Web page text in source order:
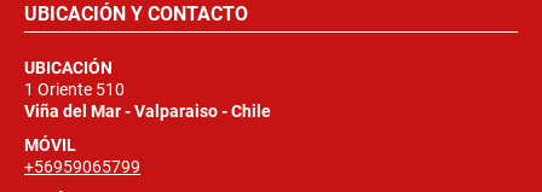
UBICACIÓN Y CONTACTO
UBICACIÓN
1 Oriente 510
Viña del Mar - Valparaiso - Chile
MÓVIL
+56959065799